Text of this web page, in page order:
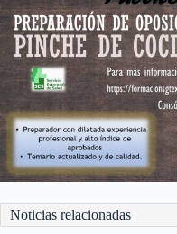
Noticias relacionadas